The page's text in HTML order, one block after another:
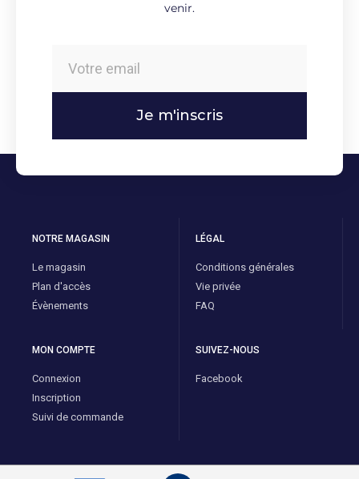
venir.
Je m'inscris
NOTRE MAGASIN
Le magasin
Plan d'accès
Évènements
LÉGAL
Conditions générales
Vie privée
FAQ
MON COMPTE
Connexion
Inscription
Suivi de commande
SUIVEZ-NOUS
Facebook